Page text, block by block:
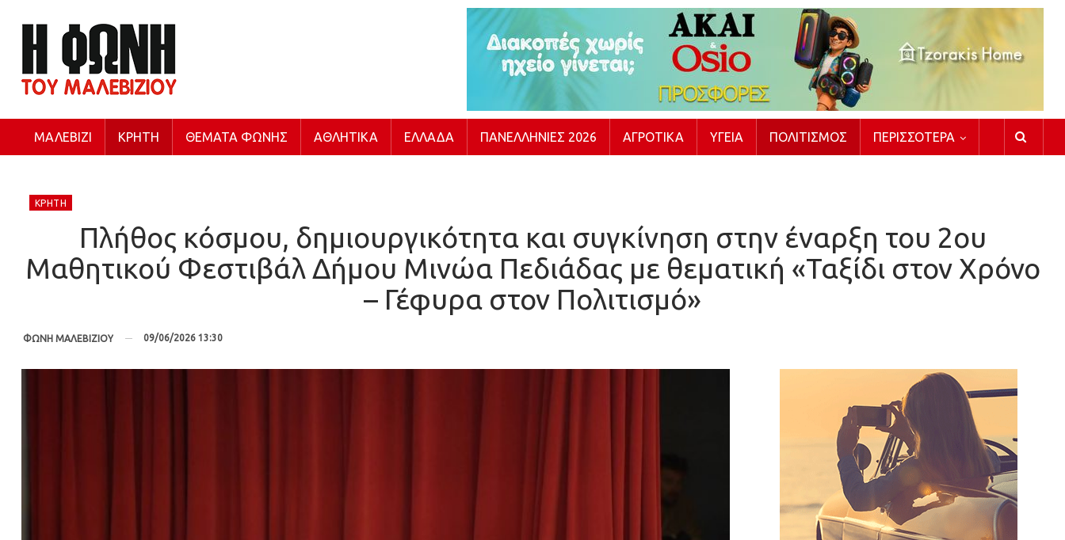
ΜΑΛΕΒΊΖΙ ΚΡΉΤΗ ΘΈΜΑΤΑ ΦΩΝΉΣ ΑΘΛΗΤΙΚΆ ΕΛΛΆΔΑ ΠΑΝΕΛΛΉΝΙΕΣ 2026 ΑΓΡΟΤΙΚΆ ΥΓΕΊΑ ΠΟΛΙΤΙΣΜΌΣ ΠΕΡΙΣΣΌΤΕΡΑ
ΚΡΉΤΗ
Πλήθος κόσμου, δημιουργικότητα και συγκίνηση στην έναρξη του 2ου
Μαθητικού Φεστιβάλ Δήμου Μινώα Πεδιάδας με θεματική «Ταξίδι στον Χρόνο
– Γέφυρα στον Πολιτισμό»
ΦΩΝΗ ΜΑΛΕΒΙΖΙΟΥ 09/06/2026 13:30